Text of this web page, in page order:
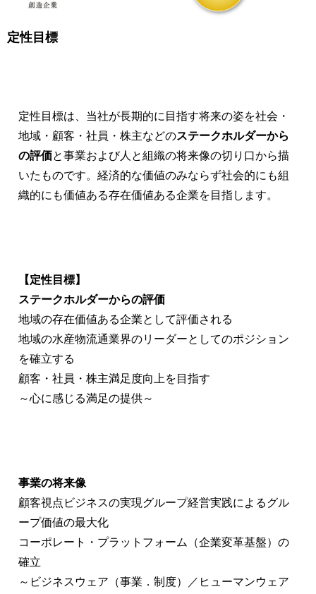
定性目標
定性目標は、当社が長期的に目指す将来の姿を社会・
地域・顧客・社員・株主などのステークホルダーから
の評価と事業および人と組織の将来像の切り口から描
いたものです。経済的な価値のみならず社会的にも組
織的にも価値ある存在価値ある企業を目指します。
【定性目標】
ステークホルダーからの評価
地域の存在価値ある企業として評価される
地域の水産物流通業界のリーダーとしてのポジション
を確立する
顧客・社員・株主満足度向上を目指す
～心に感じる満足の提供～
事業の将来像
顧客視点ビジネスの実現グループ経営実践によるグル
ープ価値の最大化
コーポレート・プラットフォーム（企業変革基盤）の
確立
～ビジネスウェア（事業．制度）／ヒューマンウェア